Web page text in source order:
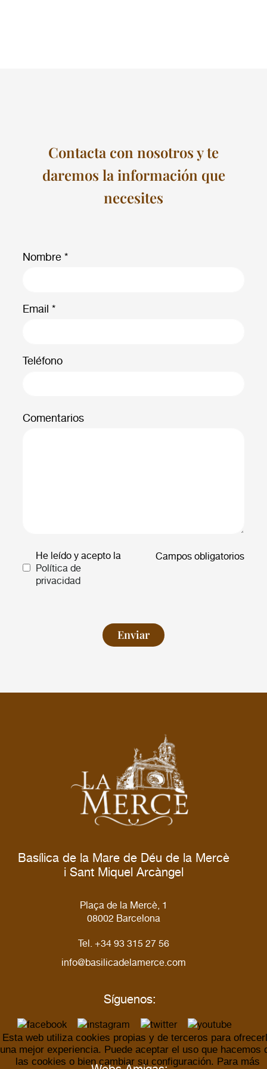
Contacta con nosotros y te
daremos la información que
necesites
Nombre *
Email *
Teléfono
Comentarios
He leído y acepto la
Política de
privacidad
Campos obligatorios
Enviar
Basílica de la Mare de Déu de la Mercè
i Sant Miquel Arcàngel
Plaça de la Mercè, 1
08002 Barcelona
Tel. +34 93 315 27 56
info@basilicadelamerce.com
Síguenos:
Esta web utiliza cookies propias y de terceros para
una mejor experiencia. Puede aceptar el uso que hacemos
las cookies o bien cambiar su configuración. Para más